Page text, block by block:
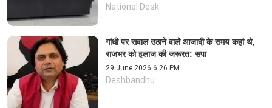
National Desk
गांधी पर सवाल उठाने वाले आजादी के समय कहां थे,
राजभर को इलाज की जरूरत: सपा
29 June 2026 6:26 PM
Deshbandhu